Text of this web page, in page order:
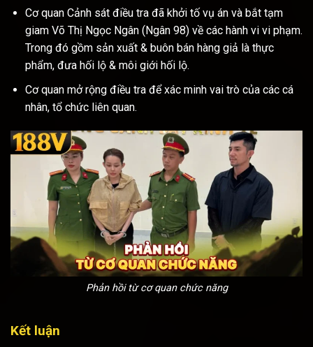
Cơ quan Cảnh sát điều tra đã khởi tố vụ án và bắt tạm
giam Võ Thị Ngọc Ngân (Ngân 98) về các hành vi vi phạm.
Trong đó gồm sản xuất & buôn bán hàng giả là thực
phẩm, đưa hối lộ & môi giới hối lộ.
Cơ quan mở rộng điều tra để xác minh vai trò của các cá
nhân, tổ chức liên quan.
Phản hồi từ cơ quan chức năng
Kết luận